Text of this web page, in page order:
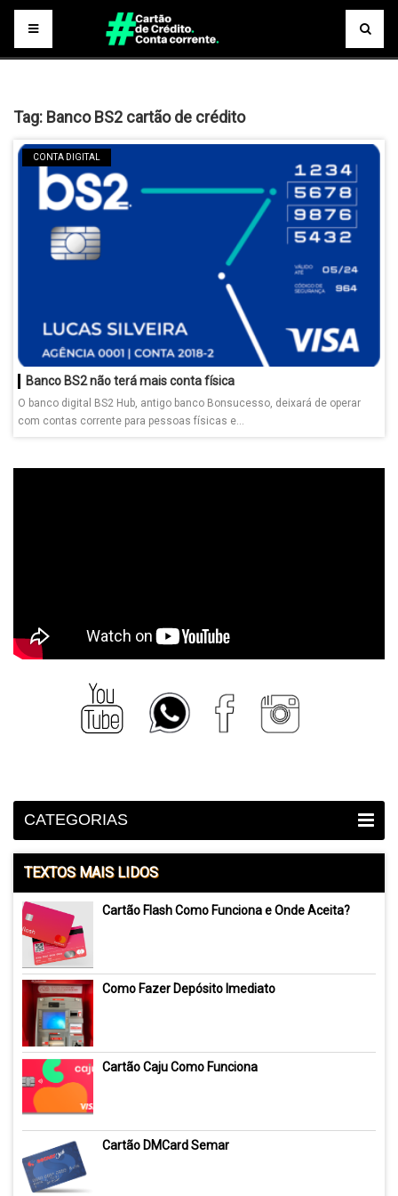
Tag: Banco BS2 cartão de crédito
CONTA DIGITAL
Banco BS2 não terá mais conta física
O banco digital BS2 Hub, antigo banco Bonsucesso, deixará de operar
com contas corrente para pessoas físicas e...
CATEGORIAS
TEXTOS MAIS LIDOS
Cartão Flash Como Funciona e Onde Aceita?
Como Fazer Depósito Imediato
Cartão Caju Como Funciona
Cartão DMCard Semar